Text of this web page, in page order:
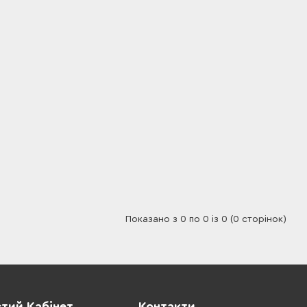
Показано з 0 по 0 із 0 (0 сторінок)